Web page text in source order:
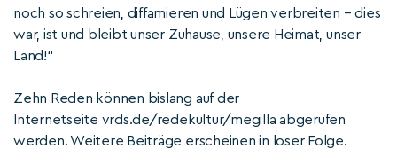
noch so schreien, diffamieren und Lügen verbreiten – dies
war, ist und bleibt unser Zuhause, unsere Heimat, unser
Land!“
Zehn Reden können bislang auf der
Internetseite vrds.de/redekultur/megilla abgerufen
werden. Weitere Beiträge erscheinen in loser Folge.